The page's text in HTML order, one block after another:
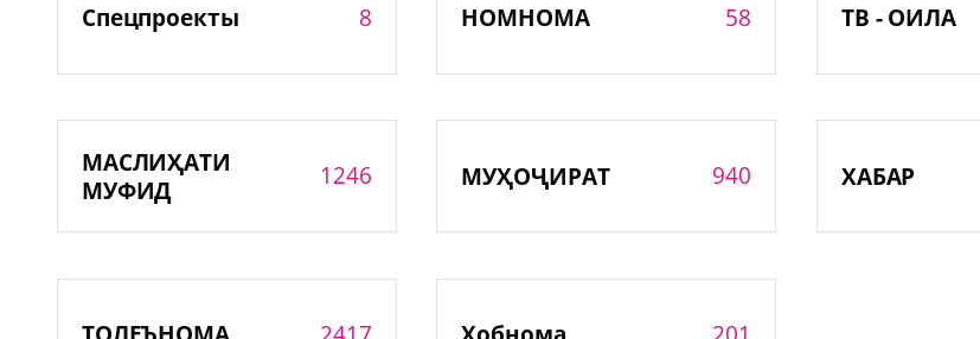
Спецпроекты 8 НОМНОМА 58 ТВ - ОИЛА
МАСЛИҲАТИ
МУФИД
1246 МУҲОҶИРАТ 940 ХАБАР